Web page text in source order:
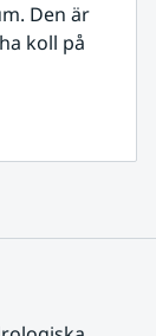
Den är
koll på